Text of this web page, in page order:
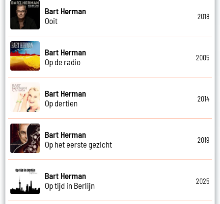
Bart Herman
Ooit
2018
Bart Herman
Op de radio
2005
Bart Herman
Op dertien
2014
Bart Herman
Op het eerste gezicht
2019
Bart Herman
Op tijd in Berlijn
2025